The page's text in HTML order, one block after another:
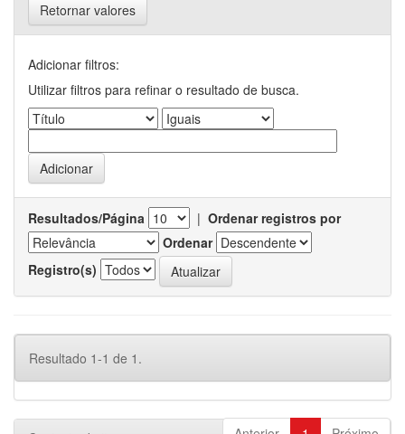
Retornar valores
Adicionar filtros:
Utilizar filtros para refinar o resultado de busca.
Resultados/Página | Ordenar registros por
Ordenar
Registro(s)
Resultado 1-1 de 1.